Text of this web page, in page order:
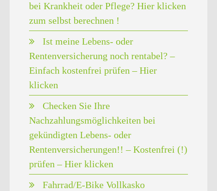
bei Krankheit oder Pflege? Hier klicken
zum selbst berechnen !
Ist meine Lebens- oder
Rentenversicherung noch rentabel? –
Einfach kostenfrei prüfen – Hier
klicken
Checken Sie Ihre
Nachzahlungsmöglichkeiten bei
gekündigten Lebens- oder
Rentenversicherungen!! – Kostenfrei (!)
prüfen – Hier klicken
Fahrrad/E-Bike Vollkasko